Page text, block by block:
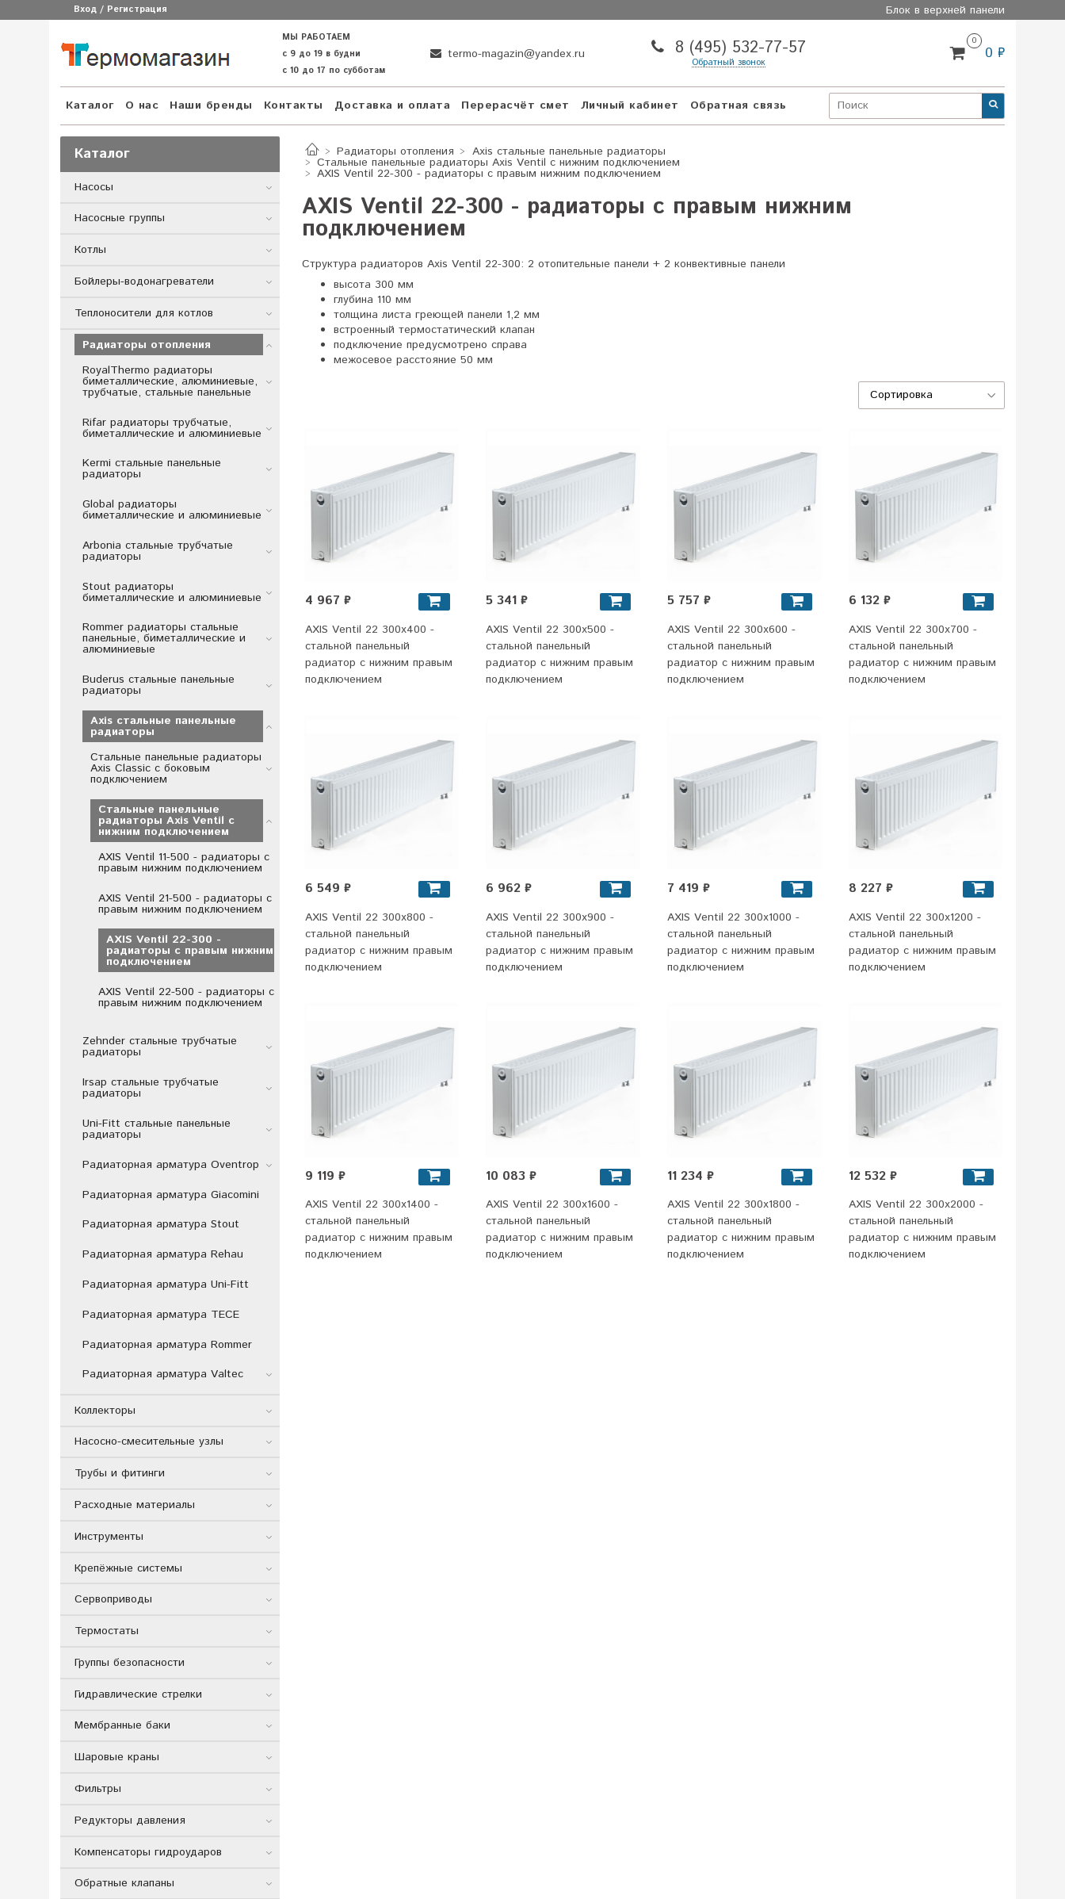
Вход / Регистрация Блок в верхней панели
МЫ РАБОТАЕМ
с 9 до 19 в будни
с 10 до 17 по субботам
termo-magazin@yandex.ru 8 (495) 532-77-57
Обратный звонок
0
0 ₽
Каталог О нас Наши бренды Контакты Доставка и оплата Перерасчёт смет Личный кабинет Обратная связь
Радиаторы отопления Axis стальные панельные радиаторы
Стальные панельные радиаторы Axis Ventil с нижним подключением
AXIS Ventil 22-300 - радиаторы с правым нижним подключением
AXIS Ventil 22-300 - радиаторы с правым нижним
подключением
Структура радиаторов Axis Ventil 22-300: 2 отопительные панели + 2 конвективные панели
высота 300 мм
глубина 110 мм
толщина листа греющей панели 1,2 мм
встроенный термостатический клапан
подключение предусмотрено справа
межосевое расстояние 50 мм
4 967 ₽
AXIS Ventil 22 300x400 -
стальной панельный
радиатор c нижним правым
подключением
5 341 ₽
AXIS Ventil 22 300x500 -
стальной панельный
радиатор c нижним правым
подключением
5 757 ₽
AXIS Ventil 22 300x600 -
стальной панельный
радиатор c нижним правым
подключением
6 132 ₽
AXIS Ventil 22 300x700 -
стальной панельный
радиатор c нижним правым
подключением
6 549 ₽
AXIS Ventil 22 300x800 -
стальной панельный
радиатор c нижним правым
подключением
6 962 ₽
AXIS Ventil 22 300x900 -
стальной панельный
радиатор c нижним правым
подключением
7 419 ₽
AXIS Ventil 22 300x1000 -
стальной панельный
радиатор c нижним правым
подключением
8 227 ₽
AXIS Ventil 22 300x1200 -
стальной панельный
радиатор c нижним правым
подключением
9 119 ₽
AXIS Ventil 22 300x1400 -
стальной панельный
радиатор c нижним правым
подключением
10 083 ₽
AXIS Ventil 22 300x1600 -
стальной панельный
радиатор c нижним правым
подключением
11 234 ₽
AXIS Ventil 22 300x1800 -
стальной панельный
радиатор c нижним правым
подключением
12 532 ₽
AXIS Ventil 22 300x2000 -
стальной панельный
радиатор c нижним правым
подключением
Каталог
Насосы
Насосные группы
Котлы
Бойлеры-водонагреватели
Теплоносители для котлов
Радиаторы отопления
RoyalThermo радиаторы
биметаллические, алюминиевые,
трубчатые, стальные панельные
Rifar радиаторы трубчатые,
биметаллические и алюминиевые
Kermi стальные панельные
радиаторы
Global радиаторы
биметаллические и алюминиевые
Arbonia стальные трубчатые
радиаторы
Stout радиаторы
биметаллические и алюминиевые
Rommer радиаторы стальные
панельные, биметаллические и
алюминиевые
Buderus стальные панельные
радиаторы
Axis стальные панельные
радиаторы
Стальные панельные радиаторы
Axis Classic с боковым
подключением
Стальные панельные
радиаторы Axis Ventil с
нижним подключением
AXIS Ventil 11-500 - радиаторы с
правым нижним подключением
AXIS Ventil 21-500 - радиаторы с
правым нижним подключением
AXIS Ventil 22-300 -
радиаторы с правым нижним
подключением
AXIS Ventil 22-500 - радиаторы с
правым нижним подключением
Zehnder стальные трубчатые
радиаторы
Irsap стальные трубчатые
радиаторы
Uni-Fitt стальные панельные
радиаторы
Радиаторная арматура Oventrop
Радиаторная арматура Giacomini
Радиаторная арматура Stout
Радиаторная арматура Rehau
Радиаторная арматура Uni-Fitt
Радиаторная арматура TECE
Радиаторная арматура Rommer
Радиаторная арматура Valtec
Коллекторы
Насосно-смесительные узлы
Трубы и фитинги
Расходные материалы
Инструменты
Крепёжные системы
Сервоприводы
Термостаты
Группы безопасности
Гидравлические стрелки
Мембранные баки
Шаровые краны
Фильтры
Редукторы давления
Компенсаторы гидроударов
Обратные клапаны